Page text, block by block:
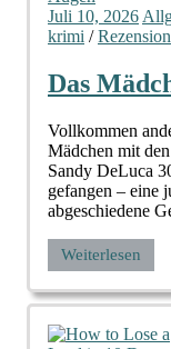
Juli 10, 2026
krimi /Rezension
Das
Vollkommen
Mädchen mit
Sandy DeLuca
gefangen – eine
abgeschiedene
Weiterlesen